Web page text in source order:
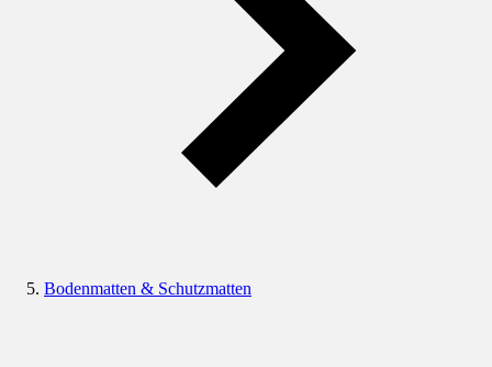
Bodenmatten & Schutzmatten